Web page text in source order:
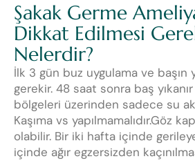
Şakak Germe
Dikkat Edilmesi
Nelerdir?
İlk 3 gün buz uygulama ve başın
gerekir. 48 saat sonra baş
bölgeleri üzerinden sadece su
Kaşıma vs yapılmamalıdır.Göz
olabilir. Bir iki hafta içinde
içinde ağır egzersizden